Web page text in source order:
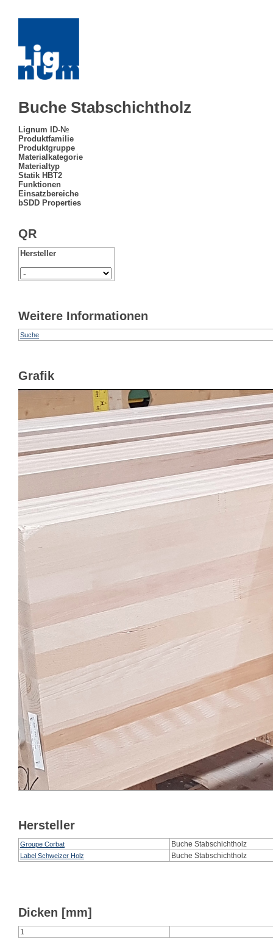
Buche Stabschichtholz
Lignum ID-№
Produktfamilie
Produktgruppe
Materialkategorie
Materialtyp
Statik HBT2
Funktionen
Einsatzbereiche
bSDD Properties
QR
Hersteller
Weitere Informationen
Suche
Grafik
Hersteller
Groupe Corbat Buche Stabschichtholz
Label Schweizer Holz Buche Stabschichtholz
Dicken [mm]
1